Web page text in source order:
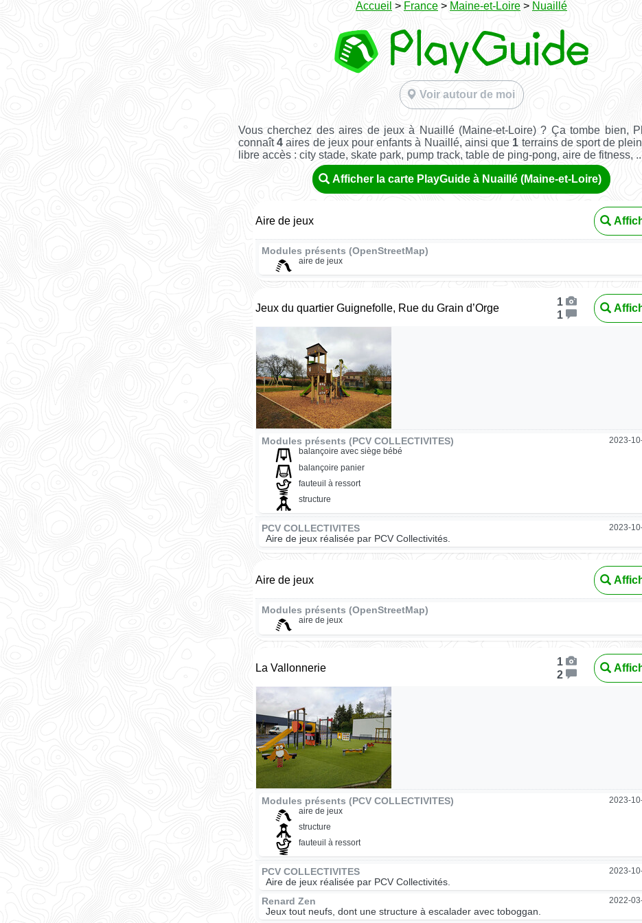
Accueil > France > Maine-et-Loire > Nuaillé
Voir autour de moi
Vous cherchez des aires de jeux à Nuaillé (Maine-et-Loire) ? Ça tombe bien,
connaît4 aires de jeux pour enfants à Nuaillé, ainsi que 1 terrains de sport de
libre accès : city stade, skate park, pump track, table de ping-pong, aire de fitness,
Afficher la carte PlayGuide à Nuaillé (Maine-et-Loire)
Aire de jeux
Modules présents (OpenStreetMap)
aire de jeux
Jeux du quartier Guignefolle, Rue du Grain d’Orge
1
1
Modules présents (PCV COLLECTIVITES) 2023-
balançoire avec siège bébé
balançoire panier
fauteuil à ressort
structure
PCV COLLECTIVITES 2023-
Aire de jeux réalisée par PCV Collectivités.
Aire de jeux
Modules présents (OpenStreetMap)
aire de jeux
La Vallonnerie
1
2
Modules présents (PCV COLLECTIVITES) 2023-
aire de jeux
structure
fauteuil à ressort
PCV COLLECTIVITES 2023-
Aire de jeux réalisée par PCV Collectivités.
Renard Zen
2022-
Jeux tout neufs, dont une structure à escalader avec toboggan.